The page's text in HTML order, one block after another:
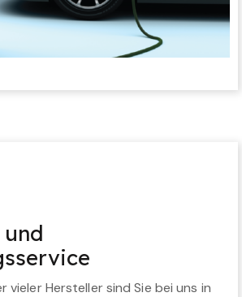
vieler Hersteller sind Sie bei uns in